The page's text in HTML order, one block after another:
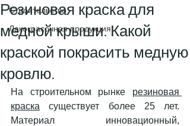
Строительство
Лакокрасочная продукция
Резиновая краска для
медной крыши. Какой
краской покрасить медную
кровлю.
На строительном рынке резиновая
краска существует более 25 лет.
Материал инновационный,